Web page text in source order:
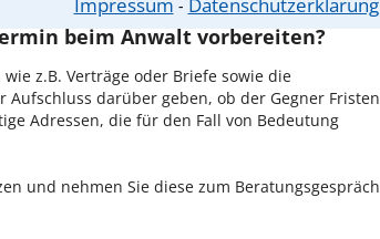
⁃
beim Anwalt vorbereiten?
z.B. Verträge oder Briefe sowie die
darüber geben, ob der Gegner Fristen
Adressen, die für den Fall von Bedeutung
und nehmen Sie diese zum Beratungsgespräch